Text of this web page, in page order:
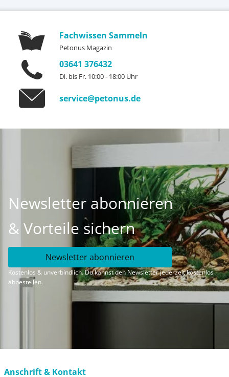
Fachwissen Sammeln
Petonus Magazin
03641 376432
Di. bis Fr. 10:00 - 18:00 Uhr
service@petonus.de
Newsletter abonnieren
& Vorteile sichern
Newsletter abonnieren
Kostenlos & unverbindlich. Du kannst den Newsletter jederzeit kostenlos
abbestellen.
Anschrift & Kontakt